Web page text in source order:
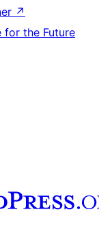
↗
for the Future